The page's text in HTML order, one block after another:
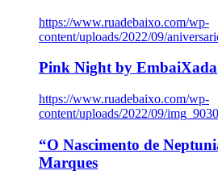
https://www.ruadebaixo.com/wp-
content/uploads/2022/09/
Pink Night by EmbaiXada
https://www.ruadebaixo.com/wp-
content/uploads/2022/09/
“O Nascimento de
Marques